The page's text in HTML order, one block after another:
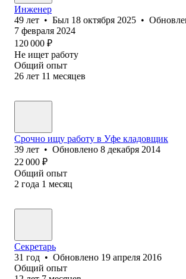
Инженер
49 лет • Был 18 октября 2025 •
7 февраля 2024
120 000 ₽
Не ищет работу
Общий опыт
26 лет 11 месяцев
Срочно ищу работу в Уфе кладовщик
39 лет • Обновлено 8 декабря 2014
22 000 ₽
Общий опыт
2 года 1 месяц
Секретарь
31 год • Обновлено 19 апреля 2016
Общий опыт